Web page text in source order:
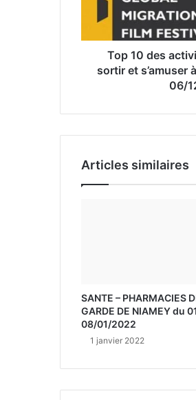
e
l
Top 10 des
sortir et s’amuser
06/
Articles similaires
SANTE – PHARMACIES
GARDE DE NIAMEY du
08/01/2022
1 janvier 2022